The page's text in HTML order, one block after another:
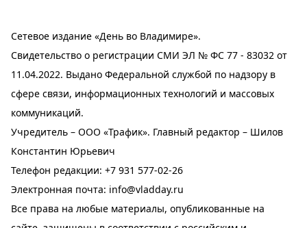
Сетевое издание «День во Владимире».
Свидетельство о регистрации СМИ ЭЛ № ФС 77 - 83032 от
11.04.2022. Выдано Федеральной службой по надзору в
сфере связи, информационных технологий и массовых
коммуникаций.
Учредитель – ООО «Трафик». Главный редактор – Шилов
Константин Юрьевич
Телефон редакции: +7 931 577-02-26
Электронная почта: info@vladday.ru
Все права на любые материалы, опубликованные на